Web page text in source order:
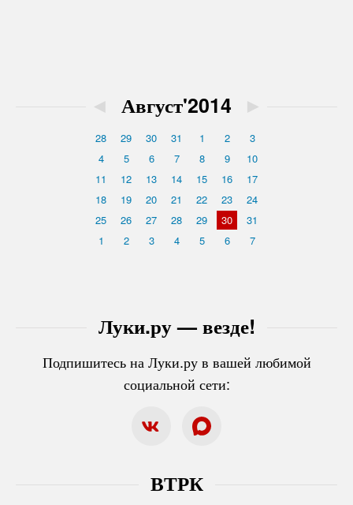
Луки.ру — везде!
Подпишитесь на Луки.ру в вашей любимой
социальной сети:
◄ Август'2014 ►
28 29 30 31 1 2
3
4
5 6 7 8 9
10
11
12 13 14 15 16
17
18
19 20 21 22 23
24
25
26 27 28 29 30
31
1
2 3 4 5 6 7
ВТРК